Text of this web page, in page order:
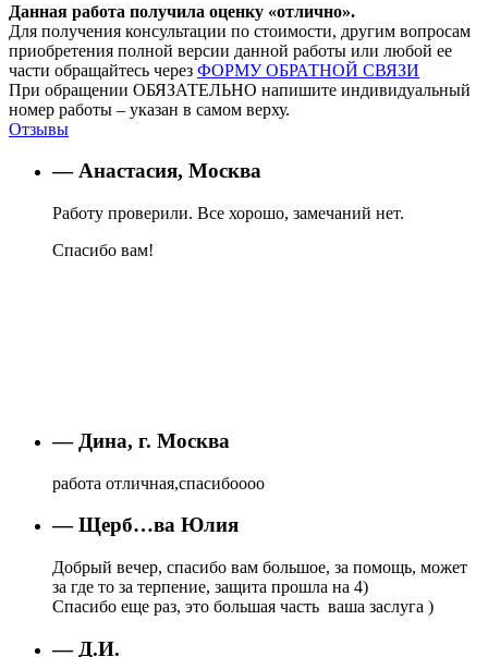
Данная работа получила оценку «отлично».
Для получения консультации по стоимости, другим вопросам
приобретения полной версии данной работы или любой ее
части обращайтесь через ФОРМУ ОБРАТНОЙ СВЯЗИ
При обращении ОБЯЗАТЕЛЬНО напишите индивидуальный
номер работы – указан в самом верху.
Отзывы
— Анастасия, Москва
Работу проверили. Все хорошо, замечаний нет.
Спасибо вам!
— Дина, г. Москва
работа отличная,спасибоооо
— Щерб…ва Юлия
Добрый вечер, спасибо вам большое, за помощь, может
за где то за терпение, защита прошла на 4)
Спасибо еще раз, это большая часть ваша заслуга )
— Д.И.